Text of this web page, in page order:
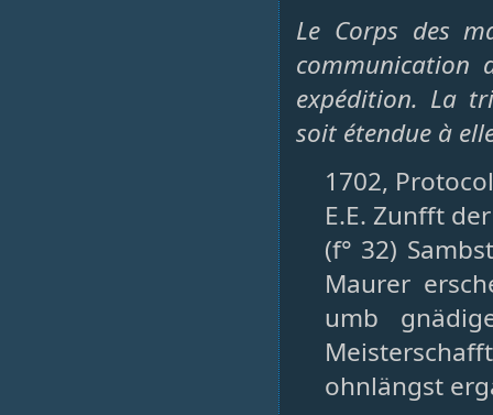
Le Corps des
communication
expédition. La
soit étendue à
1702,
E.E. Zunfft
(f° 32)
Maurer
umb
ohnlängst